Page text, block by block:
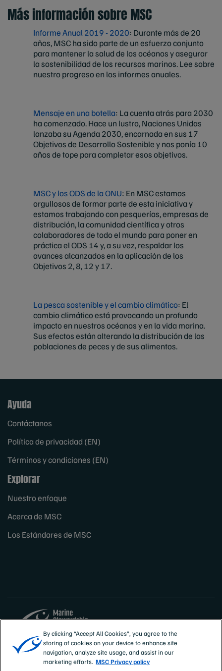
Más información sobre MSC
Informe Anual 2019 - 2020: Durante más de 20
años, MSC ha sido parte de un esfuerzo conjunto
para mantener la salud de los océanos y asegurar
la sostenibilidad de los recursos marinos. Lee sobre
nuestro progreso en los informes anuales.
Mensaje en una botella: La cuenta atrás para 2030
ha comenzado. Hace un lustro, Naciones Unidas
lanzaba su Agenda 2030, encarnada en sus 17
Objetivos de Desarrollo Sostenible y nos ponía 10
años de tope para completar esos objetivos.
MSC y los ODS de la ONU: En MSC estamos
orgullosos de formar parte de esta iniciativa y
estamos trabajando con pesquerías, empresas de
distribución, la comunidad científica y otros
colaboradores de todo el mundo para poner en
práctica el ODS 14 y, a su vez, respaldar los
avances alcanzados en la aplicación de los
Objetivos 2, 8, 12 y 17.
La pesca sostenible y el cambio climático: El
cambio climático está provocando un profundo
impacto en nuestros océanos y en la vida marina.
Sus efectos están alterando la distribución de las
poblaciones de peces y de sus alimentos.
Ayuda
Contáctanos
Política de privacidad (EN)
Términos y condiciones (EN)
Explorar
Nuestro enfoque
Acerca de MSC
Los Estándares de MSC
Sites
España
By clicking “Accept All Cookies”, you agree to the
storing of cookies on your device to enhance site
navigation, analyze site usage, and assist in our
marketing efforts. MSC Privacy policy